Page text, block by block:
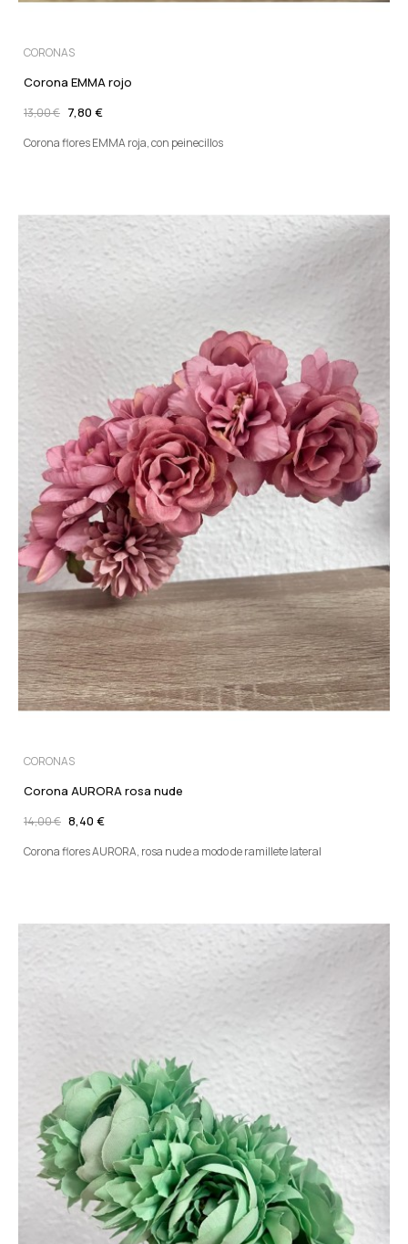
CORONAS
Corona EMMA rojo
13,00 € 7,80 €
Corona flores EMMA roja, con peinecillos
CORONAS
Corona AURORA rosa nude
14,00 € 8,40 €
Corona flores AURORA, rosa nude a modo de ramillete lateral